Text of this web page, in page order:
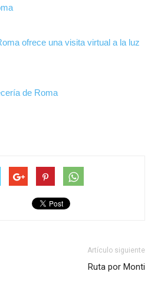
ofrece una visita virtual a la luz
de Roma
Artículo siguiente
Ruta por Monti